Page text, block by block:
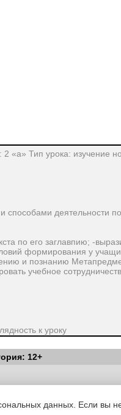
«а» Тип урока: изучение
способами деятельности
по его заглавпию; -
формирования у
и познанию
учебное
к уроку
12+
|Политика
данных. Если вы